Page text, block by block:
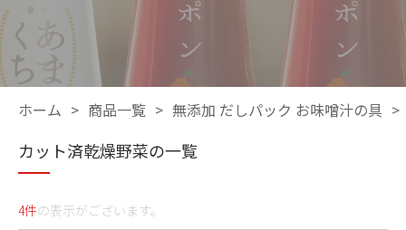
ホーム 商品一覧 無添加 だしパック お味噌汁の具
カット済乾燥野菜の一覧
4件の表示がございます。